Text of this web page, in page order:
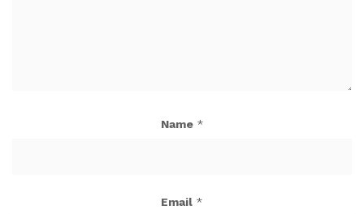
Name *
Email *